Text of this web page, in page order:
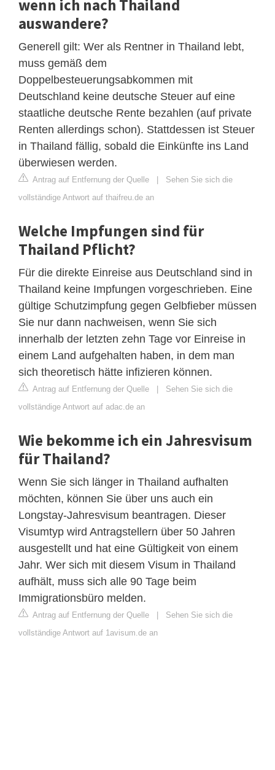
wenn ich nach Thailand
auswandere?
Generell gilt: Wer als Rentner in Thailand lebt,
muss gemäß dem
Doppelbesteuerungsabkommen mit
Deutschland keine deutsche Steuer auf eine
staatliche deutsche Rente bezahlen (auf private
Renten allerdings schon). Stattdessen ist Steuer
in Thailand fällig, sobald die Einkünfte ins Land
überwiesen werden.
Antrag auf Entfernung der Quelle | Sehen Sie sich die
vollständige Antwort auf thaifreu.de an
Welche Impfungen sind für
Thailand Pflicht?
Für die direkte Einreise aus Deutschland sind in
Thailand keine Impfungen vorgeschrieben. Eine
gültige Schutzimpfung gegen Gelbfieber müssen
Sie nur dann nachweisen, wenn Sie sich
innerhalb der letzten zehn Tage vor Einreise in
einem Land aufgehalten haben, in dem man
sich theoretisch hätte infizieren können.
Antrag auf Entfernung der Quelle | Sehen Sie sich die
vollständige Antwort auf adac.de an
Wie bekomme ich ein Jahresvisum
für Thailand?
Wenn Sie sich länger in Thailand aufhalten
möchten, können Sie über uns auch ein
Longstay-Jahresvisum beantragen. Dieser
Visumtyp wird Antragstellern über 50 Jahren
ausgestellt und hat eine Gültigkeit von einem
Jahr. Wer sich mit diesem Visum in Thailand
aufhält, muss sich alle 90 Tage beim
Immigrationsbüro melden.
Antrag auf Entfernung der Quelle | Sehen Sie sich die
vollständige Antwort auf 1avisum.de an